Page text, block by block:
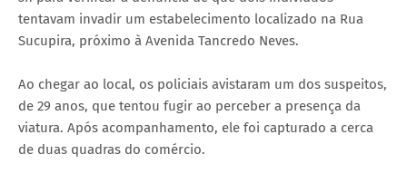
tentavam invadir um estabelecimento localizado na Rua
Sucupira, próximo à Avenida Tancredo Neves.
Ao chegar ao local, os policiais avistaram um dos suspeitos,
de 29 anos, que tentou fugir ao perceber a presença da
viatura. Após acompanhamento, ele foi capturado a cerca
de duas quadras do comércio.